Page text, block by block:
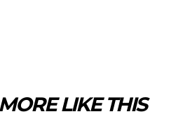
MORE LIKE THIS